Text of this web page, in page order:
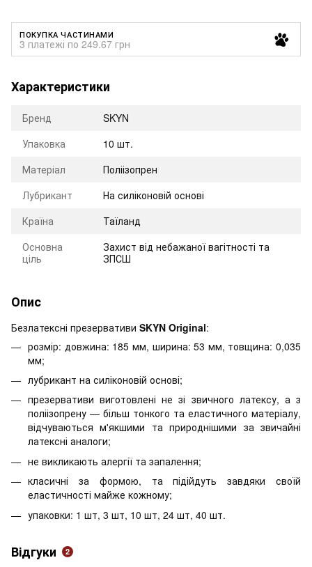
ПОКУПКА ЧАСТИНАМИ
3 платежі по 249.67 грн
Характеристики
Бренд
SKYN
Упаковка
10 шт.
Матеріал
Поліізопрен
Лубрикант
На силіконовій основі
Країна
Таїланд
Основна
ціль
Захист від небажаної вагітності та
ЗПСШ
Опис
Безлатексні презервативи SKYN Original:
розмір: довжина: 185 мм, ширина: 53 мм, товщина: 0,035
мм;
лубрикант на силіконовій основі;
презервативи виготовлені не зі звичного латексу, а з
поліізопрену — більш тонкого та еластичного матеріалу,
відчуваються м'якшими та природнішими за звичайні
латексні аналоги;
не викликають алергії та запалення;
класичні за формою, та підійдуть завдяки своїй
еластичності майже кожному;
упаковки: 1 шт, 3 шт, 10 шт, 24 шт, 40 шт.
Відгуки 2